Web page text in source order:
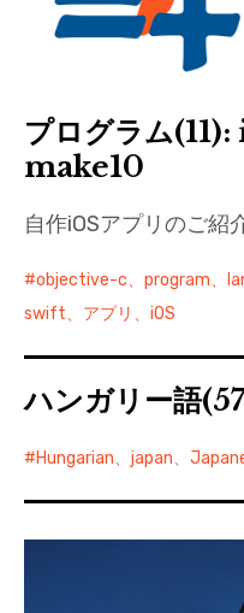
プログラム
make10
自作iOSアプリのご紹
objective-c、program、
swift、アプリ、iOS
ハンガリー語
Hungarian、japan、